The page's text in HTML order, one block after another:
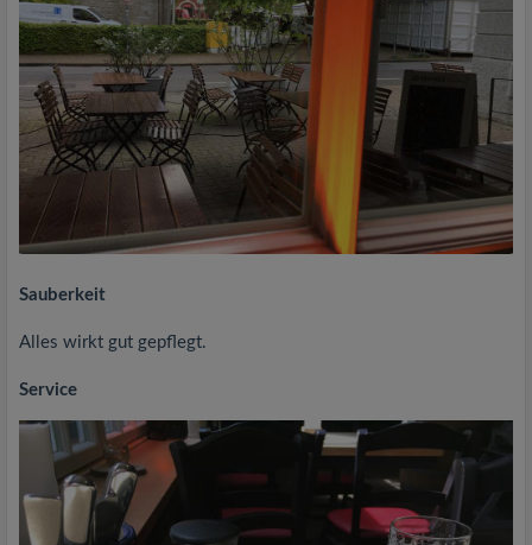
Sauberkeit
Alles wirkt gut gepflegt.
Service